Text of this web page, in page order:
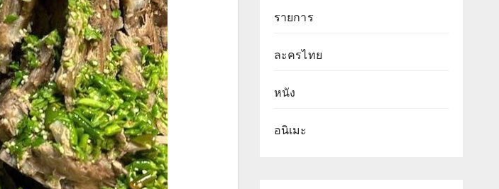
รายการ
ละครไทย
หนัง
อนิเมะ